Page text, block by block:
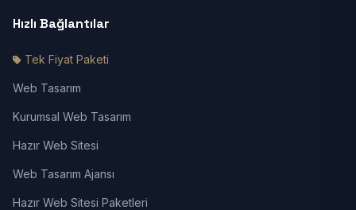
Hızlı Bağlantılar
Tek Fiyat Paketi
Web Tasarım
Kurumsal Web Tasarım
Hazır Web Sitesi
Web Tasarım Ajansı
Hazır Web Sitesi Paketleri